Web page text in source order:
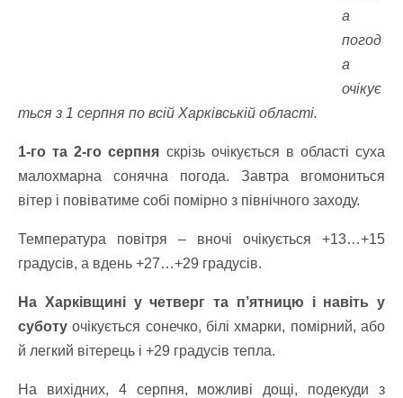
а
погод
а
очікує
ться з 1 серпня по всій Харківській області.
1-го та 2-го серпня скрізь очікується в області суха
малохмарна сонячна погода. Завтра вгомониться
вітер і повіватиме собі помірно з північного заходу.
Температура повітря – вночі очікується +13…+15
градусів, а вдень +27…+29 градусів.
На Харківщині у четверг та п’ятницю і навіть у
суботу очікується сонечко, білі хмарки, помірний, або
й легкий вітерець і +29 градусів тепла.
На вихідних, 4 серпня, можливі дощі, подекуди з